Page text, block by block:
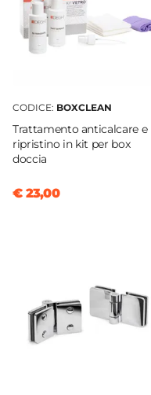
CODICE: BOXCLEAN
Trattamento anticalcare e
ripristino in kit per box
doccia
€ 23,00